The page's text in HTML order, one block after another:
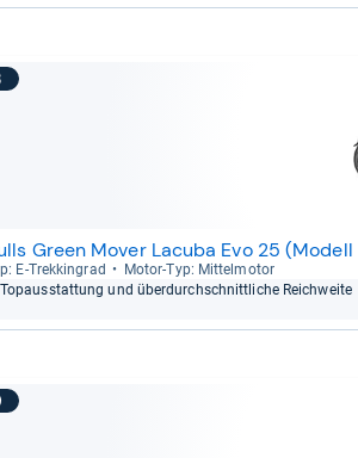
Green Mover Lacuba Evo 25 (Modell
E-​Trek­kin­grad
Motor-​Typ: Mit­tel­mo­tor
Topaus­stat­tung und über­durch­schnitt­li­che Reich­weite